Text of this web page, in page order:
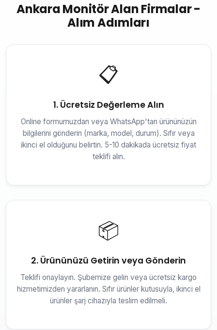
Ankara Monitör Alan Firmalar -
Alım Adımları
📋
1. Ücretsiz Değerleme Alın
Online formumuzdan veya WhatsApp'tan ürününüzün
bilgilerini gönderin (marka, model, durum). Sıfır veya
ikinci el olduğunu belirtin. 5-10 dakikada ücretsiz fiyat
teklifi alın.
📦
2. Ürününüzü Getirin veya Gönderin
Teklifi onaylayın. Şubemize gelin veya ücretsiz kargo
hizmetimizden yararlanın. Sıfır ürünler kutusuyla, ikinci el
ürünler şarj cihazıyla teslim edilmeli.